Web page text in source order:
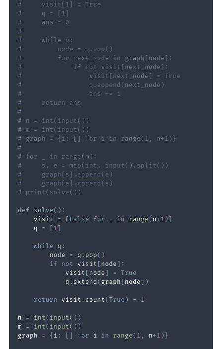
#     visit[1] = True
#     q = [1]
#     ans = 0
#
#     while q:
#         node = q.pop()
#         for next_node in graph[node]:
#             if not visit[next_node]:
#                 visit[next_node] = True
#                 q.append(next_node)
#                 ans += 1
#     return ans
#
# n = int(input())
# m = int(input())
# graph = {i: [] for i in range(1, n+1)}
#
# for _ in range(m):
#     s, e = map(int, input().split())
#     graph[s].append(e)
#     graph[e].append(s)
# print(solve())
def solve( ) :
    visit
= [ False for in range( n+1 ) ]
    q
= [ 1 ]
while q :
        node
= q . pop( )
if
not visit [ node ] :
            visit
[ node ] =
True
            q
. extend ( graph [ node ] )
return visit . count(True ) - 1
n = int( input( ) )
m = int( input( ) )
graph = { i : [ ] for i in range( 1 , n+1 ) }